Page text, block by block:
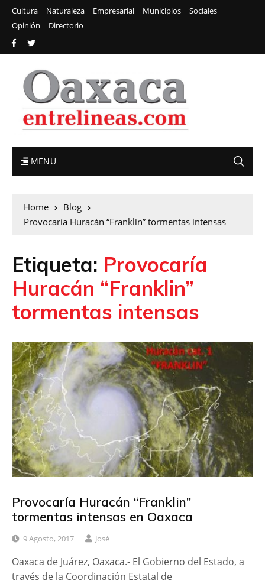
Cultura Naturaleza Empresarial Municipios
Sociales
Opinión
Directorio
MENU
Home
Blog
Provocaría Huracán “Franklin” tormentas intensas
Etiqueta: Provocaría
Huracán “Franklin”
tormentas intensas
Provocaría Huracán “Franklin”
tormentas intensas en Oaxaca
9 Agosto, 2017 José
Oaxaca de Juárez, Oaxaca.- El Gobierno del Estado, a
través de la Coordinación Estatal de